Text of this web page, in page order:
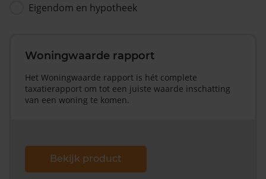
Eigendom en hypotheek
Woningwaarde rapport
Het Woningwaarde rapport is hét complete
taxatierapport om tot een juiste waarde inschatting
van een woning te komen.
Bekijk product